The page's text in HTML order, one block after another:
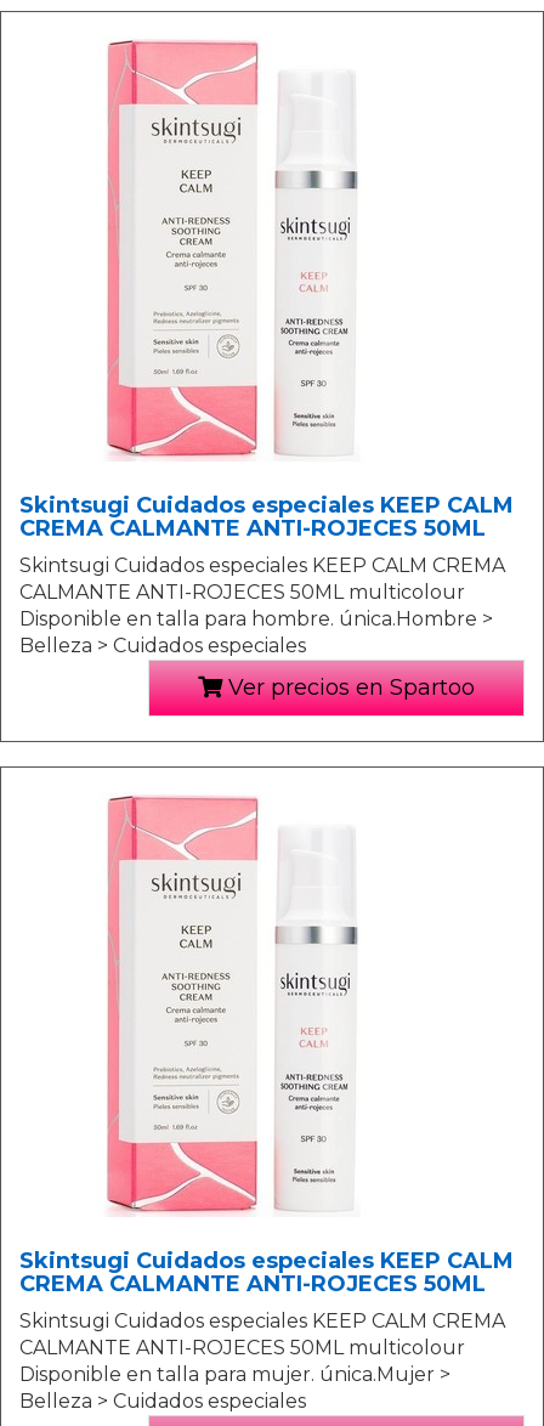
Skintsugi Cuidados especiales KEEP CALM
CREMA CALMANTE ANTI-ROJECES 50ML
Skintsugi Cuidados especiales KEEP CALM CREMA
CALMANTE ANTI-ROJECES 50ML multicolour
Disponible en talla para hombre. única.Hombre >
Belleza > Cuidados especiales
Ver precios en Spartoo
Skintsugi Cuidados especiales KEEP CALM
CREMA CALMANTE ANTI-ROJECES 50ML
Skintsugi Cuidados especiales KEEP CALM CREMA
CALMANTE ANTI-ROJECES 50ML multicolour
Disponible en talla para mujer. única.Mujer >
Belleza > Cuidados especiales